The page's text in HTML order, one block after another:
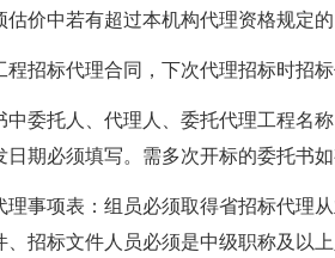
价中若有超过本机构代理资格规定的
程招标代理合同，下次代理招标时招标
中委托人、代理人、委托代理工程名
日期必须填写。需多次开标的委托书
理事项表：组员必须取得省招标代理
、招标文件人员必须是中级职称及以